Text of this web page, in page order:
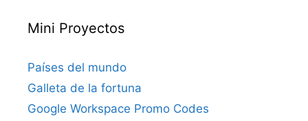
Mini Proyectos
Países del mundo
Galleta de la fortuna
Google Workspace Promo Codes